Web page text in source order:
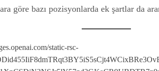
göre bazı pozisyonlarda ek şartlar da